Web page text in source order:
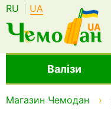
RU UA
Валізи
Магазин Чемодан